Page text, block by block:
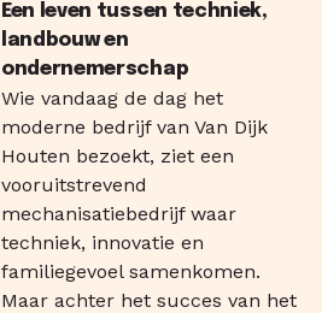
Een leven tussen techniek,
landbouw en
ondernemerschap
Wie vandaag de dag het
moderne bedrijf van Van Dijk
Houten bezoekt, ziet een
vooruitstrevend
mechanisatiebedrijf waar
techniek, innovatie en
familiegevoel samenkomen.
Maar achter het succes van het